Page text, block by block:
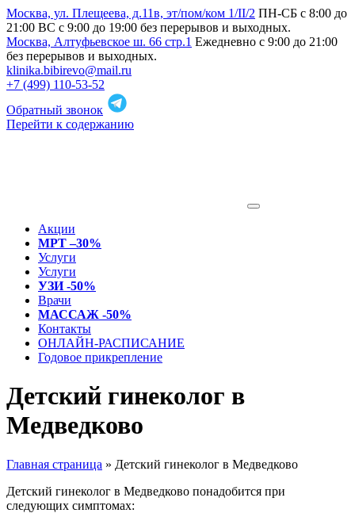
Москва, ул. Плещеева, д.11в, эт/пом/ком 1/II/2 ПН-СБ с 8:00 до
21:00 ВС с 9:00 до 19:00 без перерывов и выходных.
Москва, Алтуфьевское ш. 66 стр.1 Ежедневно с 9:00 до 21:00
без перерывов и выходных.
klinika.bibirevo@mail.ru
+7 (499) 110-53-52
Обратный звонок
Перейти к содержанию
Акции
МРТ –30%
Услуги
Услуги
УЗИ -50%
Врачи
МАССАЖ -50%
Контакты
ОНЛАЙН-РАСПИСАНИЕ
Годовое прикрепление
Детский гинеколог в
Медведково
Главная страница » Детский гинеколог в Медведково
Детский гинеколог в Медведково понадобится при
следующих симптомах: